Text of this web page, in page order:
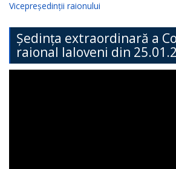
Vicepreședinții raionului
Ședința extraordinară a
raional Ialoveni din